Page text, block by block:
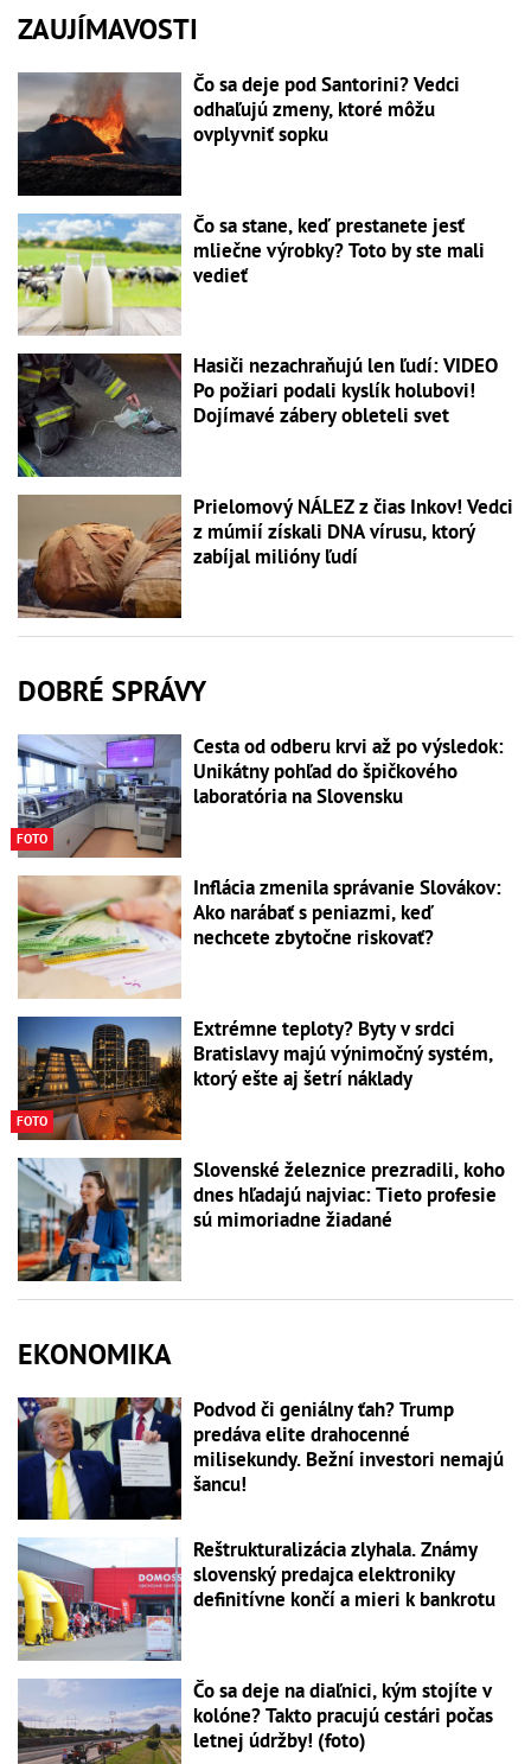
ZAUJÍMAVOSTI
Čo sa deje pod Santorini? Vedci
odhaľujú zmeny, ktoré môžu
ovplyvniť sopku
Čo sa stane, keď prestanete jesť
mliečne výrobky? Toto by ste mali
vedieť
Hasiči nezachraňujú len ľudí: VIDEO
Po požiari podali kyslík holubovi!
Dojímavé zábery obleteli svet
Prielomový NÁLEZ z čias Inkov! Vedci
z múmií získali DNA vírusu, ktorý
zabíjal milióny ľudí
DOBRÉ SPRÁVY
FOTO
Cesta od odberu krvi až po výsledok:
Unikátny pohľad do špičkového
laboratória na Slovensku
Inflácia zmenila správanie Slovákov:
Ako narábať s peniazmi, keď
nechcete zbytočne riskovať?
FOTO
Extrémne teploty? Byty v srdci
Bratislavy majú výnimočný systém,
ktorý ešte aj šetrí náklady
Slovenské železnice prezradili, koho
dnes hľadajú najviac: Tieto profesie
sú mimoriadne žiadané
EKONOMIKA
Podvod či geniálny ťah? Trump
predáva elite drahocenné
milisekundy. Bežní investori nemajú
šancu!
Reštrukturalizácia zlyhala. Známy
slovenský predajca elektroniky
definitívne končí a mieri k bankrotu
Čo sa deje na diaľnici, kým stojíte v
kolóne? Takto pracujú cestári počas
letnej údržby! (foto)